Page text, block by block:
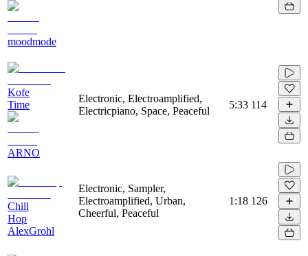
moodmode
Kofe
Time
ARNO
Electronic, Electroamplified,
Electricpiano, Space, Peaceful
5:33 114
Chill
Hop
AlexGrohl
Electronic, Sampler,
Electroamplified, Urban,
Cheerful, Peaceful
1:18 126